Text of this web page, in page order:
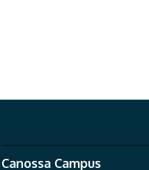
Canossa Campus